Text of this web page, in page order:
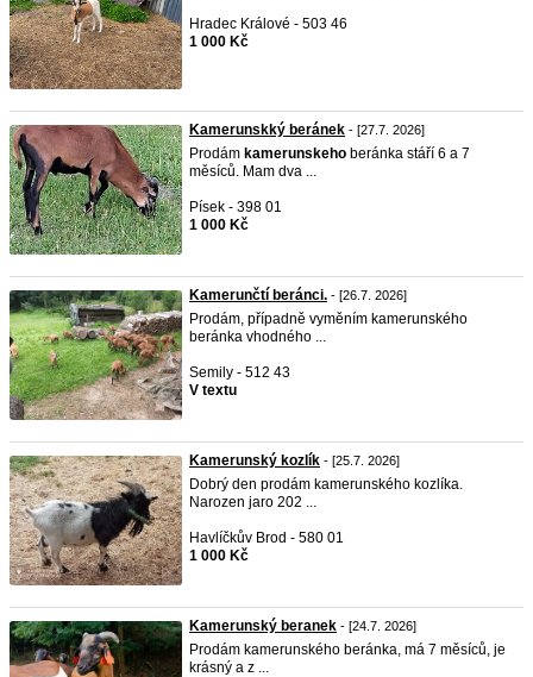
Hradec Králové - 503 46
1 000 Kč
Kamerunskký beránek - [27.7. 2026]
Prodám kamerunskeho beránka stáří 6 a 7
měsíců. Mam dva ...
Písek - 398 01
1 000 Kč
Kamerunčtí beránci. - [26.7. 2026]
Prodám, případně vyměním kamerunského
beránka vhodného ...
Semily - 512 43
V textu
Kamerunský kozlík - [25.7. 2026]
Dobrý den prodám kamerunského kozlíka.
Narozen jaro 202 ...
Havlíčkův Brod - 580 01
1 000 Kč
Kamerunský beranek - [24.7. 2026]
Prodám kamerunského beránka, má 7 měsíců, je
krásný a z ...